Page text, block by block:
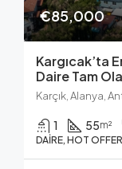
€85,000
Kargıcak’ta
Daire Tam
Karçık, Alanya,
1 55m²
DAIRE, HOT